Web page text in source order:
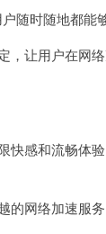
时随地都能够
让用户在网
感和流畅体
网络加速服